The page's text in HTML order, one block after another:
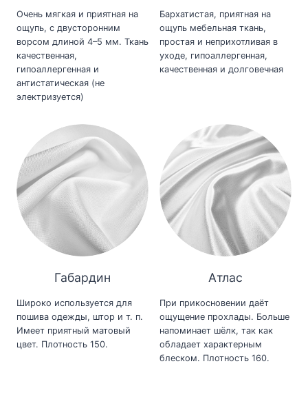
Очень мягкая и приятная на
ощупь, с двусторонним
ворсом длиной 4–5 мм. Ткань
качественная,
гипоаллергенная и
антистатическая (не
электризуется)
Бархатистая, приятная на
ощупь мебельная ткань,
простая и неприхотливая в
уходе, гипоаллергенная,
качественная и долговечная
Габардин
Широко используется для
пошива одежды, штор и т. п.
Имеет приятный матовый
цвет. Плотность 150.
Атлас
При прикосновении даёт
ощущение прохлады. Больше
напоминает шёлк, так как
обладает характерным
блеском. Плотность 160.